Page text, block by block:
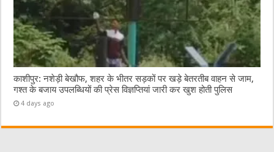
काशीपुर: नशेड़ी बेखौफ, शहर के भीतर सड़कों पर खड़े बेतरतीब वाहन से जाम,
गश्त के बजाय उपलब्धियों की प्रेस विज्ञप्तियां जारी कर खुश होती पुलिस
4 days ago